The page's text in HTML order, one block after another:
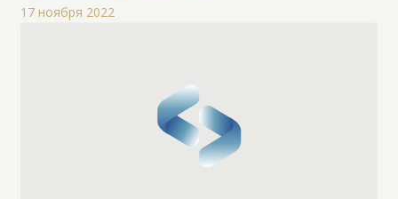
17 ноября 2022